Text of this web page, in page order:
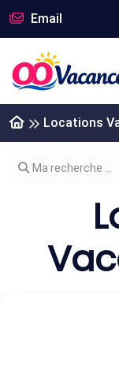
Email
Locations
Modifier votre
Ma recherche ...